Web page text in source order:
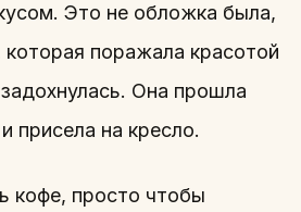
Это не обложка была,
поражала красотой
Она прошла
присела на кресло.
кофе, просто чтобы